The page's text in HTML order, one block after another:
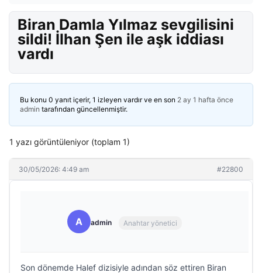
Biran Damla Yılmaz sevgilisini
sildi! İlhan Şen ile aşk iddiası
vardı
Bu konu 0 yanıt içerir, 1 izleyen vardır ve en son 2 ay 1 hafta önce
admin tarafından güncellenmiştir.
1 yazı görüntüleniyor (toplam 1)
30/05/2026: 4:49 am #22800
A admin Anahtar yönetici
Son dönemde Halef dizisiyle adından söz ettiren Biran